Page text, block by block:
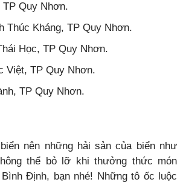
Quy Nhơn.
Thúc Kháng, TP Quy Nhơn.
Học, TP Quy Nhơn.
Việt, TP Quy Nhơn.
TP Quy Nhơn.
nên những hải sản của biển như
thể bỏ lỡ khi thưởng thức món
Định, bạn nhé! Những tô ốc luộc